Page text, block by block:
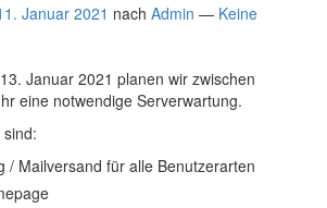
Januar 2021 nach Admin — Keine
Januar 2021 planen wir zwischen
eine notwendige Serverwartung.
/ Mailversand für alle Benutzerarten